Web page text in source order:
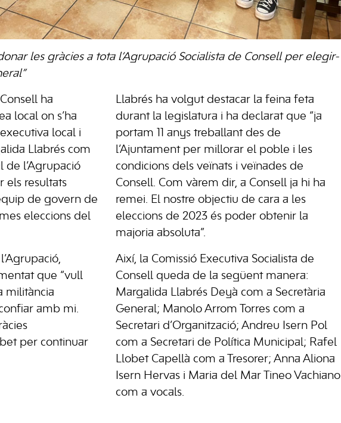
les gràcies a tota l’Agrupació Socialista de Consell per elegir-
ha
local on s’ha
local i
Llabrés com
de l’Agrupació
els resultats
de govern de
eleccions del
que “vull
militància
amb mi.
per continuar
Llabrés ha volgut destacar la feina feta
durant la legislatura i ha declarat que “ja
portam 11 anys treballant des de
l’Ajuntament per millorar el poble i les
condicions dels veïnats i veïnades de
Consell. Com vàrem dir, a Consell ja hi ha
remei. El nostre objectiu de cara a les
eleccions de 2023 és poder obtenir la
majoria absoluta”.
Així, la Comissió Executiva Socialista de
Consell queda de la següent manera:
Margalida Llabrés Deyà com a Secretària
General; Manolo Arrom Torres com a
Secretari d’Organització; Andreu Isern Pol
com a Secretari de Política Municipal; Rafel
Llobet Capellà com a Tresorer; Anna Aliona
Isern Hervas i Maria del Mar Tineo Vachiano
com a vocals.